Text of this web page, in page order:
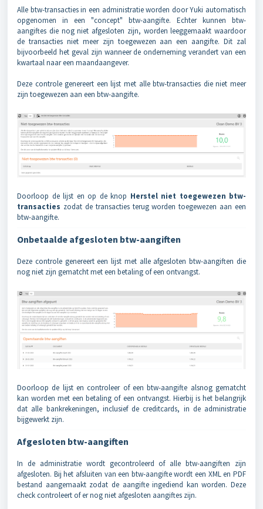
Alle btw-transacties in een administratie worden door Yuki automatisch
opgenomen in een "concept" btw-aangifte. Echter kunnen btw-
aangiftes die nog niet afgesloten zijn, worden leeggemaakt waardoor
de transacties niet meer zijn toegewezen aan een aangifte. Dit zal
bijvoorbeeld het geval zijn wanneer de onderneming verandert van een
kwartaal naar een maandaangever.
Deze controle genereert een lijst met alle btw-transacties die niet meer
zijn toegewezen aan een btw-aangifte.
Doorloop de lijst en op de knop Herstel niet toegewezen btw-
transacties zodat de transacties terug worden toegewezen aan een
btw-aangifte.
Onbetaalde afgesloten btw-aangiften
Deze controle genereert een lijst met alle afgesloten btw-aangiften die
nog niet zijn gematcht met een betaling of een ontvangst.
Doorloop de lijst en controleer of een btw-aangifte alsnog gematcht
kan worden met een betaling of een ontvangst. Hierbij is het belangrijk
dat alle bankrekeningen, inclusief de creditcards, in de administratie
bijgewerkt zijn.
Afgesloten btw-aangiften
In de administratie wordt gecontroleerd of alle btw-aangiften zijn
afgesloten. Bij het afsluiten van een btw-aangifte wordt een XML en PDF
bestand aangemaakt zodat de aangifte ingediend kan worden. Deze
check controleert of er nog niet afgesloten aangiftes zijn.